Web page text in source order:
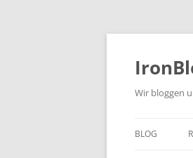
Zum
Wir bloggen
BLOG